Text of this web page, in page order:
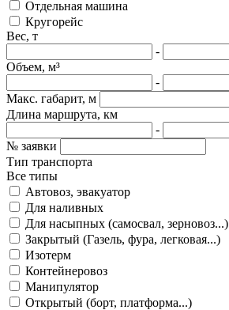
Отдельная машина
Кругорейс
Вес, т
-
Объем, м³
-
Макс. габарит, м
Длина маршрута, км
-
№ заявки
Тип транспорта
Все типы
Автовоз, эвакуатор
Для наливных
Для насыпных (самосвал, зерновоз...)
Закрытый (Газель, фура, легковая...)
Изотерм
Контейнеровоз
Манипулятор
Открытый (борт, платформа...)